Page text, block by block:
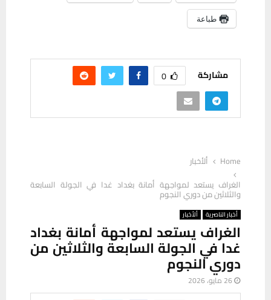
طباعة
مشاركة 0
Home
ألأخبار
الغراف يستعد لمواجهة أمانة بغداد غدا في الجولة السابعة
والثلاثين من دوري النجوم
أخبار الناصرية ألأخبار
الغراف يستعد لمواجهة أمانة بغداد
غدا في الجولة السابعة والثلاثين من
دوري النجوم
26 مايو، 2026